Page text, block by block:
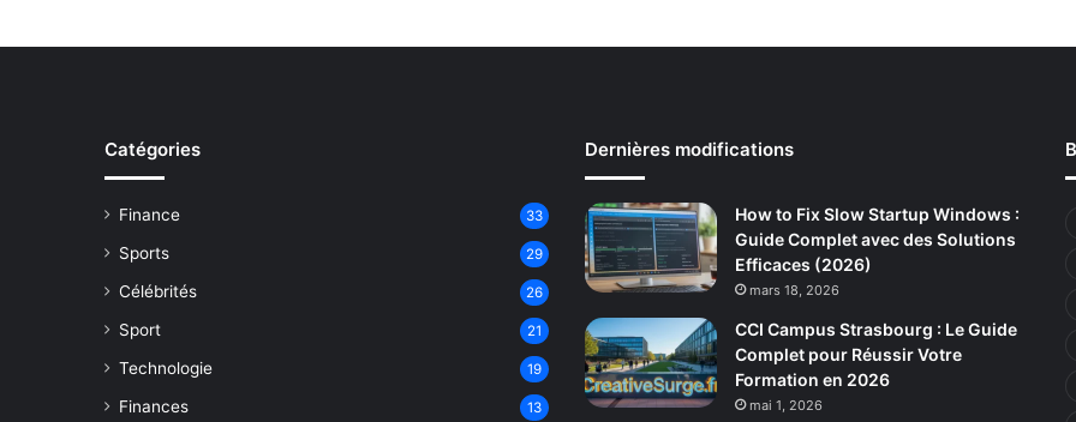
Catégories
Finance 33
Sports 29
Célébrités 26
Sport 21
Technologie 19
Finances 13
Dernières modifications
How to Fix Slow Startup Windows :
Guide Complet avec des Solutions
Efficaces (2026)
mars 18, 2026
CCI Campus Strasbourg : Le Guide
Complet pour Réussir Votre
Formation en 2026
mai 1, 2026